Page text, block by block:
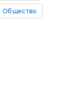
Общество